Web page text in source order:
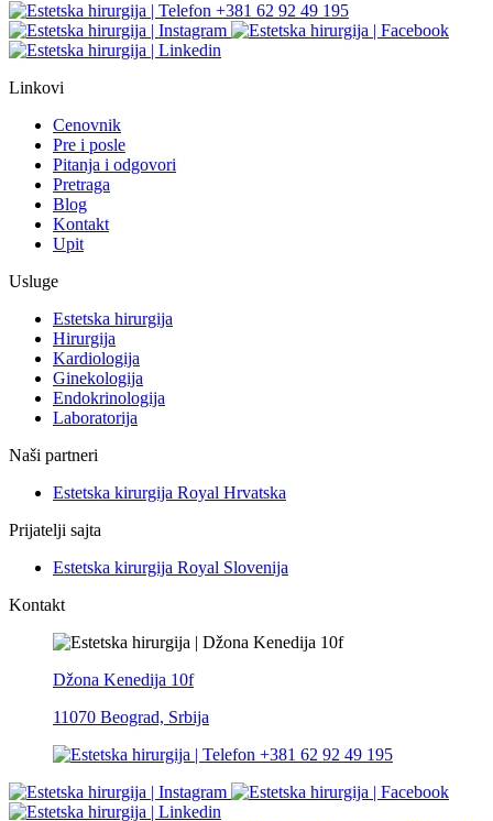
+381 62 92 49 195
Linkovi
Cenovnik
Pre i posle
Pitanja i odgovori
Pretraga
Blog
Kontakt
Upit
Usluge
Estetska hirurgija
Hirurgija
Kardiologija
Ginekologija
Endokrinologija
Laboratorija
Naši partneri
Estetska kirurgija Royal Hrvatska
Prijatelji sajta
Estetska kirurgija Royal Slovenija
Kontakt
Džona Kenedija 10f
11070 Beograd, Srbija
+381 62 92 49 195